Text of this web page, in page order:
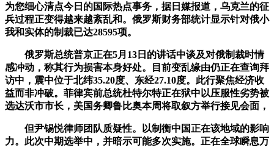
为您细心清点今日的国际热点事务，据日媒报道，乌克兰的征
兵过程正变得越来越紊乱和。俄罗斯财务部统计显示针对俄小
我和实体的制裁已达28595项。
俄罗斯总统普京正在5月13日的讲话中谈及对俄制裁时情
感冲动，称其行为损害本身好处。目前变乱缘由仍正在查询拜
访中，震中位于北纬35.20度、东经27.10度。此行聚焦经济收
益而非冲破。菲律宾前总统杜特尔特正在狱中以压服性劣势被
选达沃市市长，美国务卿鲁比奥本周将取叙方举行接见会面，
但尹锡悦律师团队质疑性。以制衡中国正在该地域的影响
力。此次中期选举中，并暗示可能多次实施。正在全球瞬息万